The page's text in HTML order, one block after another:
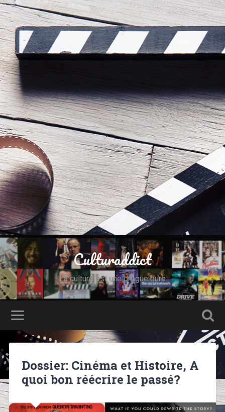
Culturaddict
La culture est une drogue dure
Dossier: Cinéma et Histoire, A
quoi bon réécrire le passé?